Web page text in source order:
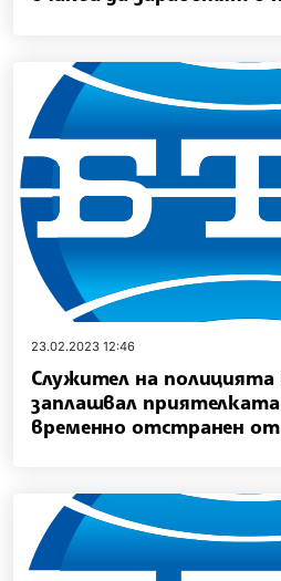
23.02.2023 12:46
Служител на полицията
заплашвал приятелката
временно отстранен